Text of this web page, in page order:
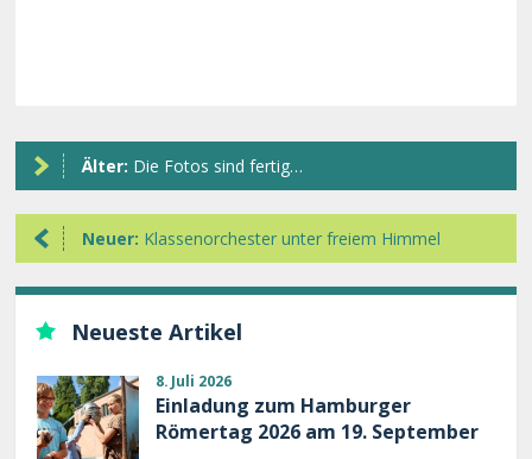
Älter: Die Fotos sind fertig…
Neuer: Klassenorchester unter freiem Himmel
Neueste Artikel
8. Juli 2026
Einladung zum Hamburger
Römertag 2026 am 19. September